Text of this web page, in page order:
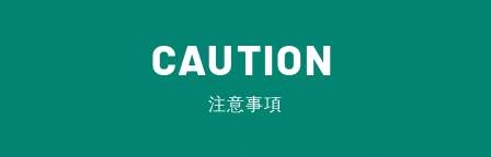
CAUTION
注意事項